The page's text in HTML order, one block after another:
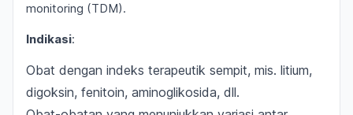
monitoring (TDM).
Indikasi:
Obat dengan indeks terapeutik sempit, mis. litium,
digoksin, fenitoin, aminoglikosida, dll.